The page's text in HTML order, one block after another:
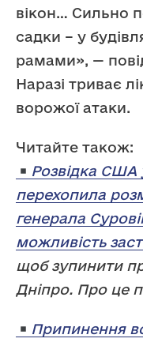
вікон… Сильно
садки – у
рамами», —
Наразі триває
ворожої атаки.
Читайте також:
Розвідка США
перехопила
генерала
можливість
щоб зупинити
Дніпро. Про це
Припинення